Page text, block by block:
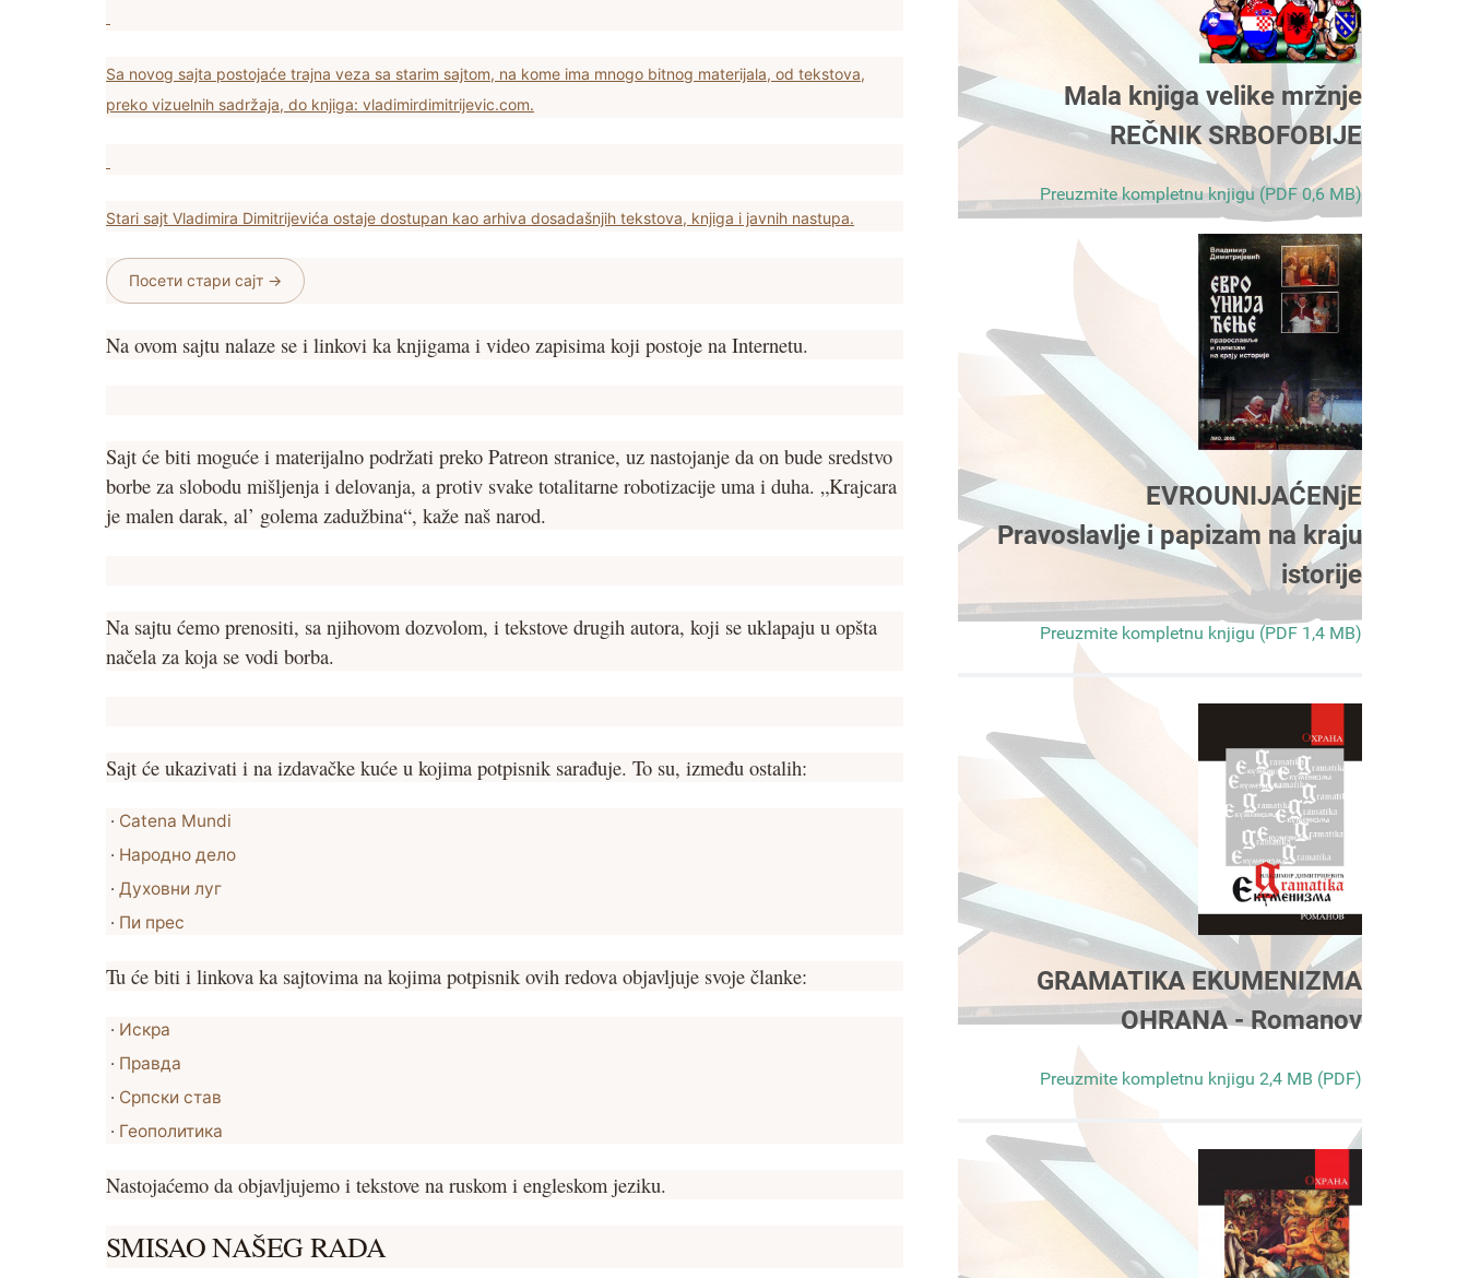
Sa novog sajta postojaće trajna veza sa starim sajtom, na kome ima mnogo bitnog materijala, od tekstova,
preko vizuelnih sadržaja, do knjiga: vladimirdimitrijevic.com.
Stari sajt Vladimira Dimitrijevića ostaje dostupan kao arhiva dosadašnjih tekstova, knjiga i javnih nastupa.
Посети стари сајт →
Na ovom sajtu nalaze se i linkovi ka knjigama i video zapisima koji postoje na Internetu.
Sajt će biti moguće i materijalno podržati preko Patreon stranice, uz nastojanje da on bude sredstvo
borbe za slobodu mišljenja i delovanja, a protiv svake totalitarne robotizacije uma i duha. „Krajcara
je malen darak, al’ golema zadužbina“, kaže naš narod.
Na sajtu ćemo prenositi, sa njihovom dozvolom, i tekstove drugih autora, koji se uklapaju u opšta
načela za koja se vodi borba.
Sajt će ukazivati i na izdavačke kuće u kojima potpisnik sarađuje. To su, između ostalih:
· Catena Mundi
· Народно дело
· Духовни луг
· Пи прес
Tu će biti i linkova ka sajtovima na kojima potpisnik ovih redova objavljuje svoje članke:
· Искра
· Правда
· Српски став
· Геополитика
Nastojaćemo da objavljujemo i tekstove na ruskom i engleskom jeziku.
SMISAO NAŠEG RADA
Mala knjiga velike mržnje
REČNIK SRBOFOBIJE
Preuzmite kompletnu knjigu (PDF 0,6 MB)
EVROUNIJAĆENjE
Pravoslavlje i papizam na kraju
istorije
Preuzmite kompletnu knjigu (PDF 1,4 MB)
GRAMATIKA EKUMENIZMA
OHRANA - Romanov
Preuzmite kompletnu knjigu 2,4 MB (PDF)